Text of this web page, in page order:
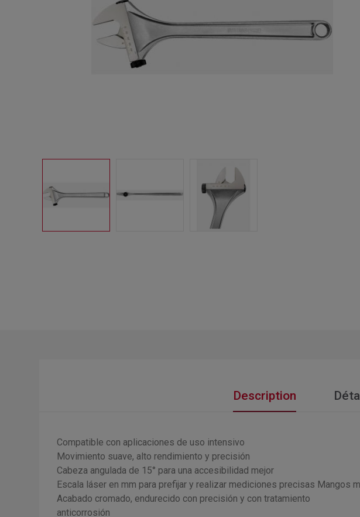
Description
Compatible con aplicaciones de uso intensivo
Movimiento suave, alto rendimiento y precisión
Cabeza angulada de 15° para una accesibilidad mejor
Escala láser en mm para prefijar y realizar mediciones precisas Mangos
Acabado cromado, endurecido con precisión y con tratamiento
anticorrosión